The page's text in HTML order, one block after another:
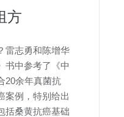
方
雷志勇和陈增华
书中参考了《中
20余年真菌抗
案例，特别给出
括桑黄抗癌基础